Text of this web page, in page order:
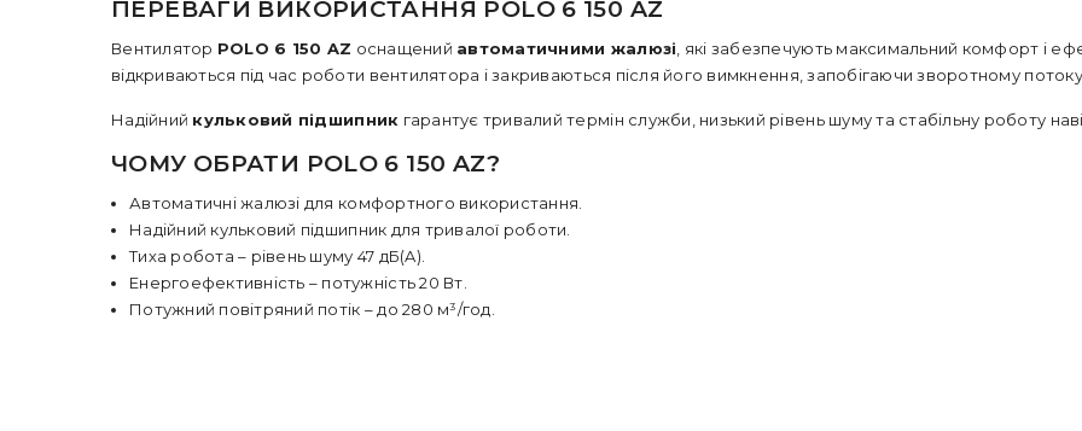
ПЕРЕВАГИ ВИКОРИСТАННЯ POLO 6 150 AZ
Вентилятор POLO 6 150 AZ оснащений автоматичними жалюзі , які забезпечують максимальний комфорт і
відкриваються під час роботи вентилятора і закриваються після його вимкнення, запобігаючи зворотному
Надійний кульковий підшипник гарантує тривалий термін служби, низький рівень шуму та стабільну роботу
ЧОМУ ОБРАТИ POLO 6 150 AZ?
Автоматичні жалюзі для комфортного використання.
Надійний кульковий підшипник для тривалої роботи.
Тиха робота – рівень шуму 47 дБ(A).
Енергоефективність – потужність 20 Вт.
Потужний повітряний потік – до 280 м³/год.